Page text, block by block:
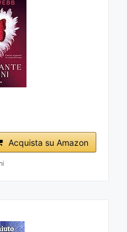
Acquista su Amazon